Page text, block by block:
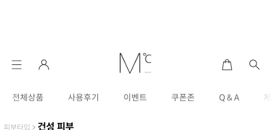
전체상품 사용후기 이벤트 쿠폰존 Q & A
피부타입 > 건성 피부